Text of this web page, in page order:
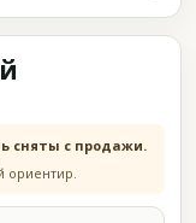
сняты с продажи.
ориентир.